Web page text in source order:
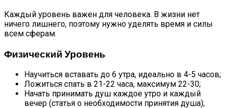
Каждый уровень важен для человека. В жизни нет
ничего лишнего, поэтому нужно уделять время и силы
всем сферам.
Физический Уровень
Научиться вставать до 6 утра, идеально в 4-5 часов;
Ложиться спать в 21-22 часа, максимум 22-30;
Начать принимать душ каждое утро и каждый
вечер (статья о необходимости принятия душа);